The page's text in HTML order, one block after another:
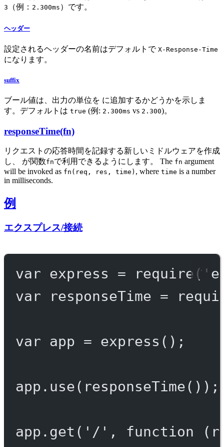
3 （例： 2.300ms ）です。
ヘッダー
設定されるヘッダーの名前はデフォルトで X-Response-Time
になります。
suffix
ブール値は、出力の単位を に追加するかどうかを示しま
す。デフォルトは true (例: 2.300ms vs 2.300)。
responseTime(fn)
リクエストの応答時間を記録する新しいミドルウェアを作成
し、 が関数fnで利用できるようにします。 The fn argument
will be invoked as fn(req, res, time) , where time is a number
in milliseconds.
例
エクスプレス/接続
var express = require (
var responseTime =
var app = express ();
app. use( responseTime());
app. get ( '/' , function (